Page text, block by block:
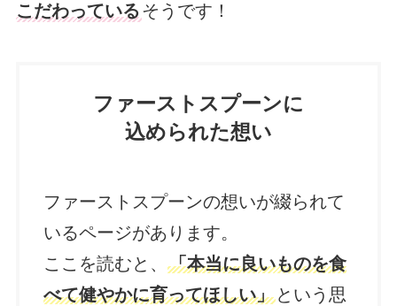
こだわっている そうです！
ファーストスプーンに
込められた想い
ファーストスプーンの想いが綴られて
いるページがあります。
ここを読むと、 「本当に良いものを食
べて健やかに育ってほしい」という思